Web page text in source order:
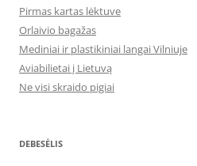
Pirmas kartas lėktuve
Orlaivio bagažas
Mediniai ir plastikiniai langai Vilniuje
Aviabilietai į Lietuvą
Ne visi skraido pigiai
DEBESĖLIS